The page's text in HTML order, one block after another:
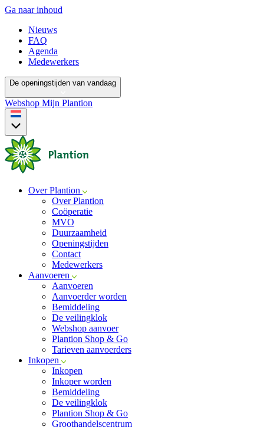
Ga naar inhoud
Nieuws
FAQ
Agenda
Medewerkers
De openingstijden van vandaag
Webshop Mijn Plantion
Over Plantion
Over Plantion
Coöperatie
MVO
Duurzaamheid
Openingstijden
Contact
Medewerkers
Aanvoeren
Aanvoeren
Aanvoerder worden
Bemiddeling
De veilingklok
Webshop aanvoer
Plantion Shop & Go
Tarieven aanvoerders
Inkopen
Inkopen
Inkoper worden
Bemiddeling
De veilingklok
Plantion Shop & Go
Groothandelscentrum